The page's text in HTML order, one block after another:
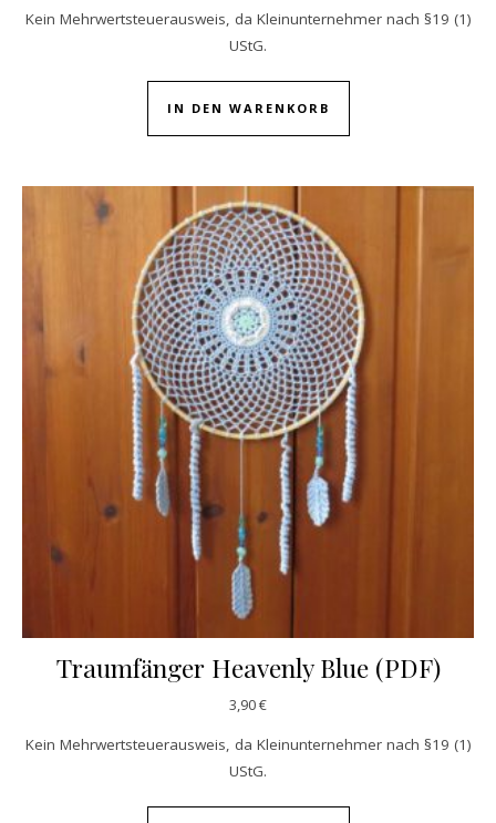
Kein Mehrwertsteuerausweis, da Kleinunternehmer nach §19 (1)
UStG.
IN DEN WARENKORB
Traumfänger Heavenly Blue (PDF)
3,90€
Kein Mehrwertsteuerausweis, da Kleinunternehmer nach §19 (1)
UStG.